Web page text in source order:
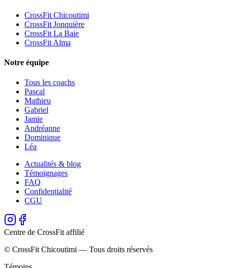
CrossFit Chicoutimi
CrossFit Jonquière
CrossFit La Baie
CrossFit Alma
Notre équipe
Tous les coachs
Pascal
Mathieu
Gabriel
Jamie
Andréanne
Dominique
Léa
Actualités & blog
Témoignages
FAQ
Confidentialité
CGU
Centre de CrossFit affilié
© CrossFit Chicoutimi — Tous droits réservés